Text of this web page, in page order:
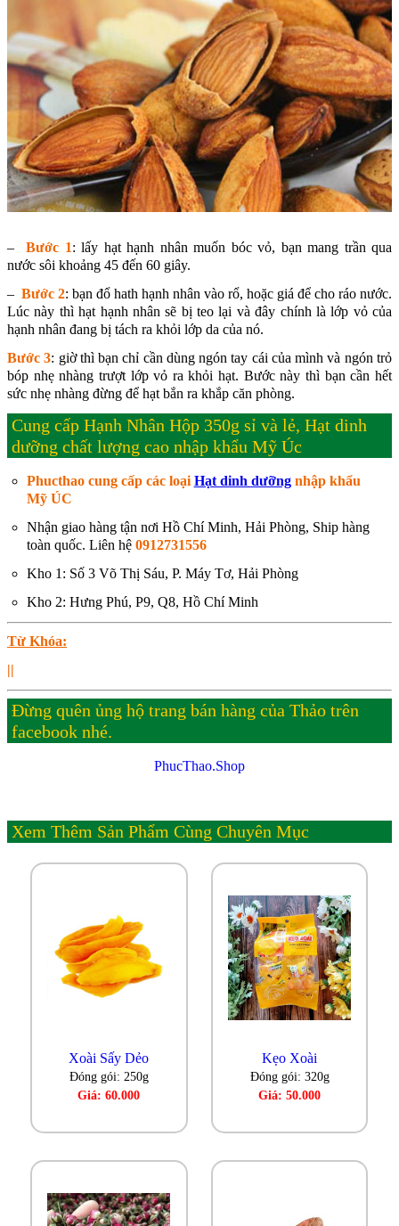
– Bước 1: lấy hạt hạnh nhân muốn bóc vỏ, bạn mang trần qua
nước sôi khoảng 45 đến 60 giây.
– Bước 2: bạn đổ hath hạnh nhân vào rổ, hoặc giá để cho ráo nước.
Lúc này thì hạt hạnh nhân sẽ bị teo lại và đây chính là lớp vỏ của
hạnh nhân đang bị tách ra khỏi lớp da của nó.
Bước 3: giờ thì bạn chỉ cần dùng ngón tay cái của mình và ngón trỏ
bóp nhẹ nhàng trượt lớp vỏ ra khỏi hạt. Bước này thì bạn cần hết
sức nhẹ nhàng đừng để hạt bắn ra khắp căn phòng.
Cung cấp Hạnh Nhân Hộp 350g sỉ và lẻ, Hạt dinh
dưỡng chất lượng cao nhập khẩu Mỹ Úc
Phucthao cung cấp các loạiHạt dinh dưỡngnhập khẩu
Mỹ ÚC
Nhận giao hàng tận nơi Hồ Chí Minh, Hải Phòng, Ship hàng
toàn quốc. Liên hệ 0912731556
Kho 1: Số 3 Võ Thị Sáu, P. Máy Tơ, Hải Phòng
Kho 2: Hưng Phú, P9, Q8, Hồ Chí Minh
Từ Khóa:
||
Đừng quên ủng hộ trang bán hàng của Thảo trên
facebook nhé.
PhucThao.Shop
Xem Thêm Sản Phẩm Cùng Chuyên Mục
Xoài Sấy Dẻo
Đóng gói: 250g
Giá: 60.000
Kẹo Xoài
Đóng gói: 320g
Giá: 50.000